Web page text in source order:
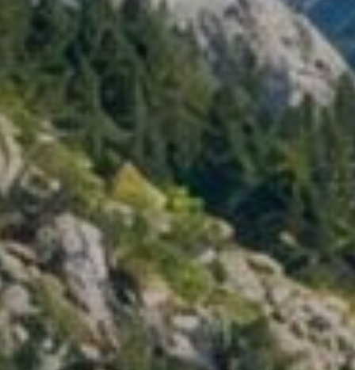
Tècniques i funcionals
Sempre activades
Aquest lloc web utilitza cookies pròpies per recopilar
informació amb la finalitat de millorar els nostres serveis.
Si continua navegant, suposa l'acceptació de la instal·lació
de les mateixes. L'usuari té la possibilitat de configurar el
navegador podent, si així ho desitja, impedir que siguin
instal·lades al disc dur, encara que haurà de tenir en
compte que aquesta acció podrà ocasionar dificultats de
navegació de la pàgina web.
Analítiques i personalització
Permeten fer el seguiment i l'anàlisi del comportament
dels usuaris d'aquest lloc web. La informació recollida
mitjançant aquest tipus de cookies s'utilitza en el
mesurament de l'activitat del web per a l'elaboració de
perfils de navegació dels usuaris per introduir millores en
funció de l'anàlisi de les dades d'ús que fan els usuaris del
servei. Permeten desar la informació de preferència de
l'usuari per millorar la qualitat dels nostres serveis i oferir
una millor experiència a través de productes recomanats.
Marketing i publicitat